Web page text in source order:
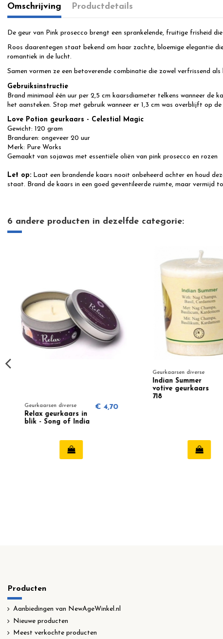
Omschrijving Productdetails
De geur van Pink prosecco brengt een sprankelende, fruitige frisheid
Roos daarentegen staat bekend om haar zachte, bloemige elegantie
romantiek in de lucht.
Samen vormen ze een betoverende combinatie die zowel verfrissend
Gebruiksinstructie
Brand minimaal één uur per 2,5 cm kaarsdiameter telkens wanneer
het aansteken. Stop met gebruik wanneer er 1,3 cm was overblijft op de
Love Potion geurkaars - Celestial Magic
Gewicht: 120 gram
Branduren: ongeveer 20 uur
Merk: Pure Works
Gemaakt van sojawas met essentiële oliën van pink prosecco en rozen
Let op: Laat een brandende kaars nooit onbeheerd achter en houd
staat. Brand de kaars in een goed geventileerde ruimte, maar vermijd
6 andere producten in dezelfde categorie:
Geurkaarsen diverse
Evil Eye Protection
geurkaars -
€ 5,99
Producten
Aanbiedingen van NewAgeWinkel.nl
Nieuwe producten
Meest verkochte producten